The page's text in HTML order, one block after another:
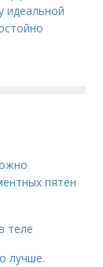
идеальной
пятен
теле
лучше.